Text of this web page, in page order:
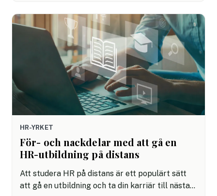
tittar vi närmare på hur du kan få onboardingen
att lyckas redan från start.
HR-YRKET
För- och nackdelar med att gå en
HR-utbildning på distans
Att studera HR på distans är ett populärt sätt
att gå en utbildning och ta din karriär till nästa